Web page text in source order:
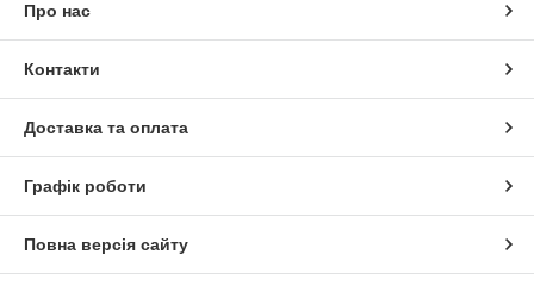
Про нас
Контакти
Доставка та оплата
Графік роботи
Повна версія сайту